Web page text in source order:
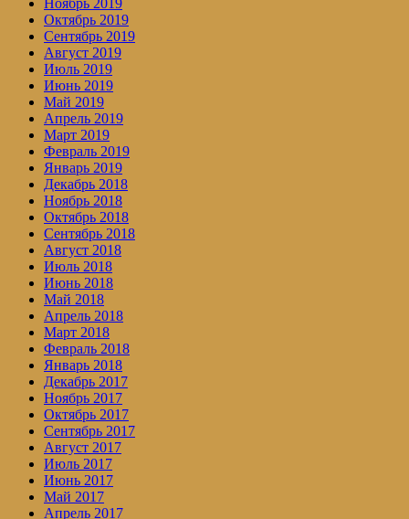
Ноябрь 2019
Октябрь 2019
Сентябрь 2019
Август 2019
Июль 2019
Июнь 2019
Май 2019
Апрель 2019
Март 2019
Февраль 2019
Январь 2019
Декабрь 2018
Ноябрь 2018
Октябрь 2018
Сентябрь 2018
Август 2018
Июль 2018
Июнь 2018
Май 2018
Апрель 2018
Март 2018
Февраль 2018
Январь 2018
Декабрь 2017
Ноябрь 2017
Октябрь 2017
Сентябрь 2017
Август 2017
Июль 2017
Июнь 2017
Май 2017
Апрель 2017